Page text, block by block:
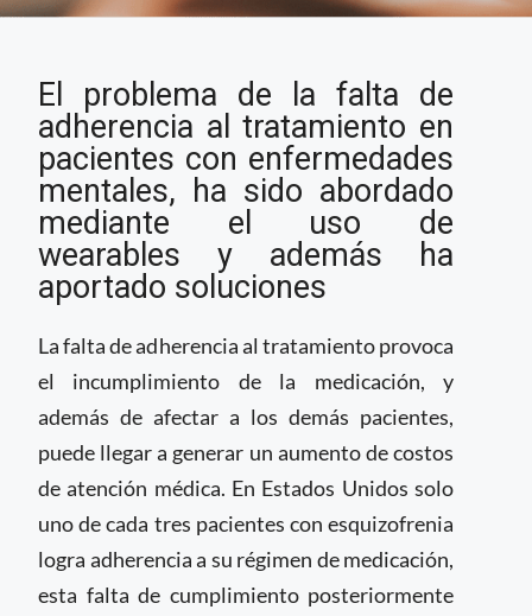
adherencia
terapéutica en salud
conductual
El problema de la falta de
adherencia al tratamiento en
pacientes con enfermedades
mentales, ha sido abordado
mediante el uso de
wearables y además ha
aportado soluciones
La falta de adherencia al tratamiento provoca
el incumplimiento de la medicación, y
además de afectar a los demás pacientes,
puede llegar a generar un aumento de costos
de atención médica. En Estados Unidos solo
uno de cada tres pacientes con esquizofrenia
logra adherencia a su régimen de medicación,
esta falta de cumplimiento posteriormente